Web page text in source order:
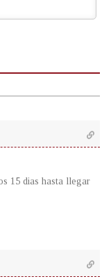
15 dias hasta llegar